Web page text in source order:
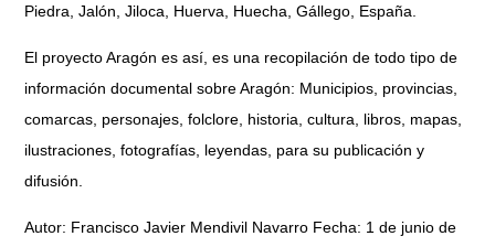
Piedra, Jalón, Jiloca, Huerva, Huecha, Gállego, España.
El proyecto Aragón es así, es una recopilación de todo tipo de
información documental sobre Aragón: Municipios, provincias,
comarcas, personajes, folclore, historia, cultura, libros, mapas,
ilustraciones, fotografías, leyendas, para su publicación y
difusión.
Autor: Francisco Javier Mendivil Navarro Fecha: 1 de junio de